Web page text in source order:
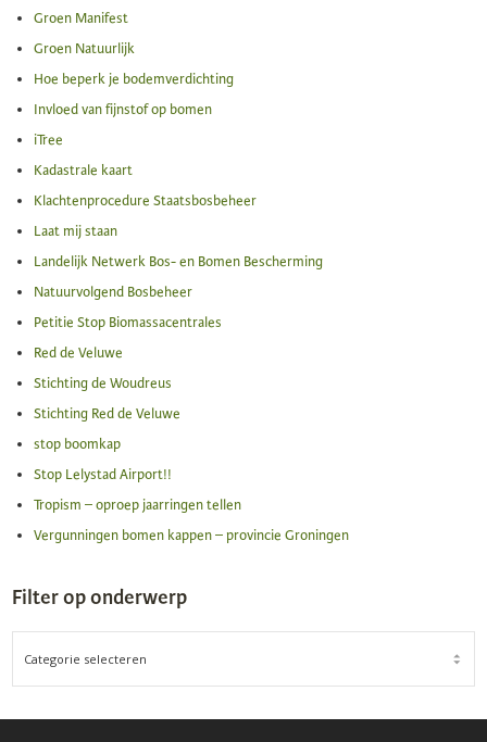
Groen Manifest
Groen Natuurlijk
Hoe beperk je bodemverdichting
Invloed van fijnstof op bomen
iTree
Kadastrale kaart
Klachtenprocedure Staatsbosbeheer
Laat mij staan
Landelijk Netwerk Bos- en Bomen Bescherming
Natuurvolgend Bosbeheer
Petitie Stop Biomassacentrales
Red de Veluwe
Stichting de Woudreus
Stichting Red de Veluwe
stop boomkap
Stop Lelystad Airport!!
Tropism – oproep jaarringen tellen
Vergunningen bomen kappen – provincie Groningen
Filter op onderwerp
FILTER